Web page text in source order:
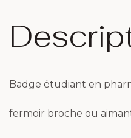
Badge étudiant en
fermoir broche ou